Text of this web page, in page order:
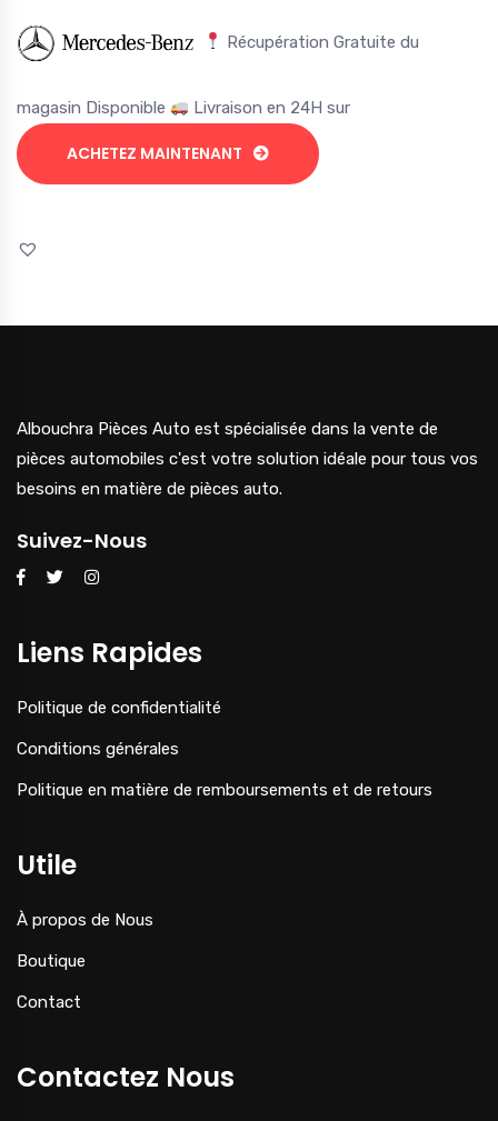
Récupération Gratuite du
magasin Disponible Livraison en 24H sur
ACHETEZ MAINTENANT
Albouchra Pièces Auto est spécialisée dans la vente de
pièces automobiles c'est votre solution idéale pour tous vos
besoins en matière de pièces auto.
Suivez-Nous
Liens Rapides
Politique de confidentialité
Conditions générales
Politique en matière de remboursements et de retours
Utile
À propos de Nous
Boutique
Contact
Contactez Nous